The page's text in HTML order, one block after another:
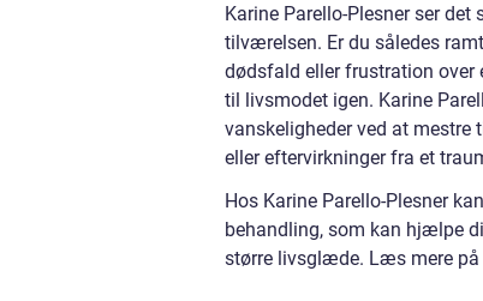
Karine Parello-Plesner ser
tilværelsen. Er du således
dødsfald eller frustration over
til livsmodet igen. Karine
vanskeligheder ved at
eller eftervirkninger fra et
Hos Karine Parello-Plesner
behandling, som kan hjælpe
større livsglæde. Læs mere på